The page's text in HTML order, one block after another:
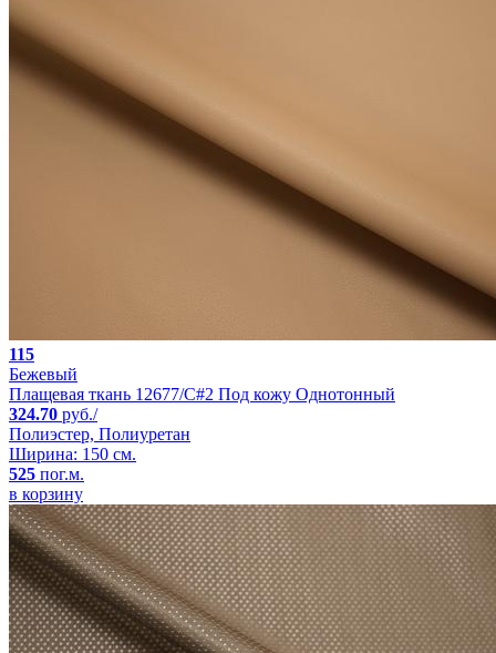
115
Бежевый
Плащевая ткань 12677/C#2 Под кожу Однотонный
324.70 руб./
Полиэстер, Полиуретан
Ширина: 150 см.
525 пог.м.
в корзину